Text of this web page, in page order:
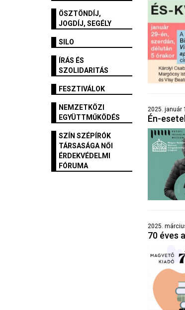
ÖSZTÖNDÍJ,
JOGDÍJ, SEGÉLY
SILO
ÍRÁS ÉS
SZOLIDARITÁS
FESZTIVÁLOK
NEMZETKÖZI
EGYÜTTMŰKÖDÉS
SZÍN SZÉPÍRÓK
TÁRSASÁGA NŐI
ÉRDEKVÉDELMI
FÓRUMA
2025. január
Én-
2025.
70 éves